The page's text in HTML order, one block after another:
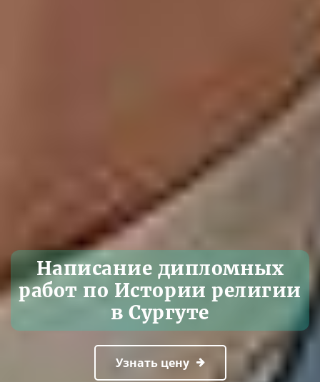
Написание дипломных
работ по Истории религии
в Сургуте
Узнать цену